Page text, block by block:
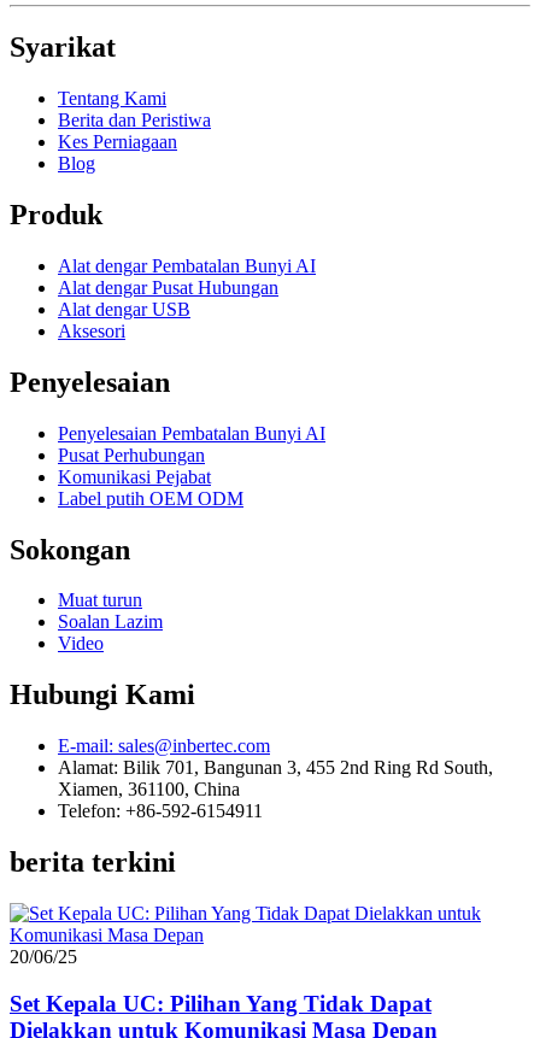
Syarikat
Tentang Kami
Berita dan Peristiwa
Kes Perniagaan
Blog
Produk
Alat dengar Pembatalan Bunyi AI
Alat dengar Pusat Hubungan
Alat dengar USB
Aksesori
Penyelesaian
Penyelesaian Pembatalan Bunyi AI
Pusat Perhubungan
Komunikasi Pejabat
Label putih OEM ODM
Sokongan
Muat turun
Soalan Lazim
Video
Hubungi Kami
E-mail: sales@inbertec.com
Alamat: Bilik 701, Bangunan 3, 455 2nd Ring Rd South,
Xiamen, 361100, China
Telefon: +86-592-6154911
berita terkini
20/06/25
Set Kepala UC: Pilihan Yang Tidak Dapat
Dielakkan untuk Komunikasi Masa Depan